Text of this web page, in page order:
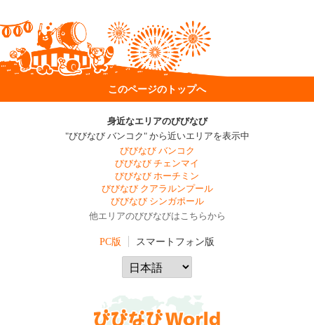
このページのトップへ
身近なエリアのびびなび
"びびなび バンコク" から近いエリアを表示中
びびなび バンコク
びびなび チェンマイ
びびなび ホーチミン
びびなび クアラルンプール
びびなび シンガポール
他エリアのびびなびはこちらから
PC版 スマートフォン版